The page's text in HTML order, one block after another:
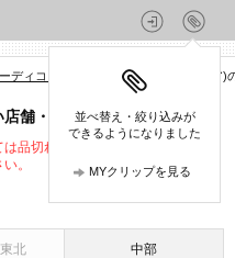
並べ替え・絞り込みが
できるようになりました
MYクリップを見る
ディコア) AD CORE(エーディコア)
舗・ショールーム
品切れや未入荷、取り扱いが変更
。
北 中部